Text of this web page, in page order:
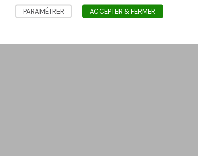
PARAMÉTRER ACCEPTER & FERMER